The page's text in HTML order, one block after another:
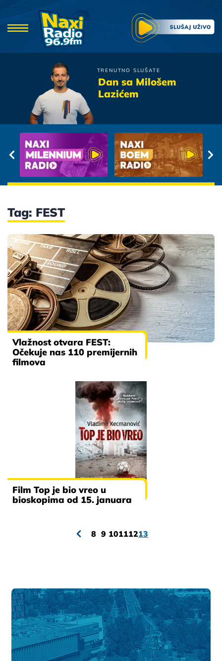
TRENUTNO SLUŠATE
Dan sa Milošem
Lazićem
Tony Cetinski
Blago Onom Ko Te Ima
Tag: FEST
Vlažnost otvara FEST:
Očekuje nas 110 premijernih
filmova
Film Top je bio vreo u
bioskopima od 15. januara
8 9 10111213